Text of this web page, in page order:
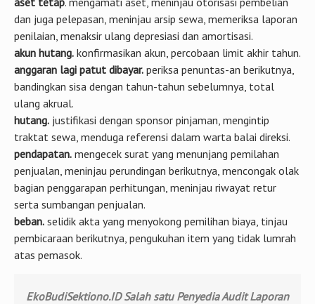
dan juga pelepasan, meninjau arsip sewa, memeriksa laporan
penilaian, menaksir ulang depresiasi dan amortisasi.
akun hutang. konfirmasikan akun, percobaan limit akhir tahun.
anggaran lagi patut dibayar. periksa penuntas-an berikutnya,
bandingkan sisa dengan tahun-tahun sebelumnya, total
ulang akrual.
hutang. justifikasi dengan sponsor pinjaman, mengintip
traktat sewa, menduga referensi dalam warta balai direksi.
pendapatan. mengecek surat yang menunjang pemilahan
penjualan, meninjau perundingan berikutnya, mencongak olak
bagian penggarapan perhitungan, meninjau riwayat retur
serta sumbangan penjualan.
beban. selidik akta yang menyokong pemilihan biaya, tinjau
pembicaraan berikutnya, pengukuhan item yang tidak lumrah
atas pemasok.
EkoBudiSektiono.ID Salah satu Penyedia Audit Laporan